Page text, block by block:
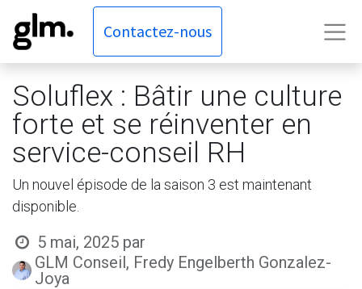
Contactez-nous
Soluflex : Bâtir une culture
forte et se réinventer en
service-conseil RH
Un nouvel épisode de la saison 3 est maintenant
disponible.
5 mai, 2025 par
GLM Conseil, Fredy Engelberth Gonzalez-
Joya